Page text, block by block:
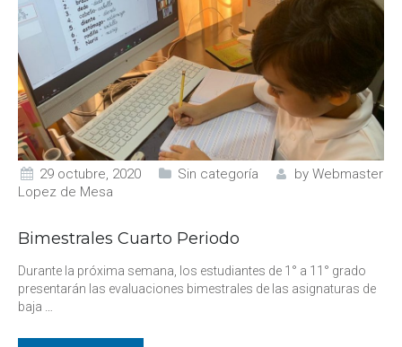
29 octubre, 2020 Sin categoría by Webmaster
Lopez de Mesa
Bimestrales Cuarto Periodo
Durante la próxima semana, los estudiantes de 1° a 11° grado
presentarán las evaluaciones bimestrales de las asignaturas de
baja